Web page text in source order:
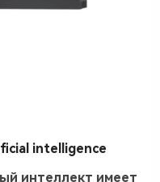
intelligence
интеллект имеет